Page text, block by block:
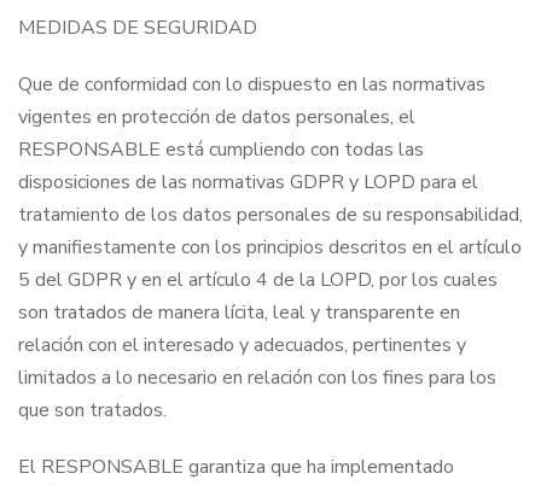
MEDIDAS DE SEGURIDAD
Que de conformidad con lo dispuesto en las normativas
vigentes en protección de datos personales, el
RESPONSABLE está cumpliendo con todas las
disposiciones de las normativas GDPR y LOPD para el
tratamiento de los datos personales de su responsabilidad,
y manifiestamente con los principios descritos en el artículo
5 del GDPR y en el artículo 4 de la LOPD, por los cuales
son tratados de manera lícita, leal y transparente en
relación con el interesado y adecuados, pertinentes y
limitados a lo necesario en relación con los fines para los
que son tratados.
El RESPONSABLE garantiza que ha implementado